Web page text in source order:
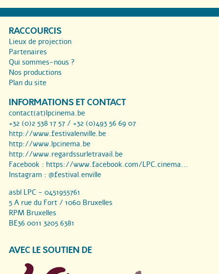
RACCOURCIS
Lieux de projection
Partenaires
Qui sommes-nous ?
Nos productions
Plan du site
INFORMATIONS ET CONTACT
contact(at)lpcinema.be
+32 (0)2 538 17 57 / +32 (0)493 56 69 07
http://www.festivalenville.be
http://www.lpcinema.be
http://www.regardssurletravail.be
Facebook : https://www.facebook.com/LPC.cinema...
Instagram : @festival.enville
asbl LPC - 0451955761
5 A rue du Fort / 1060 Bruxelles
RPM Bruxelles
BE36 0011 3205 6381
AVEC LE SOUTIEN DE